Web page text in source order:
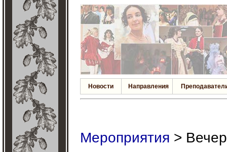
Новости Направления
Мероприятия >